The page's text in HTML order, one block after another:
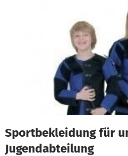
Erklärung zur Barrierefreiheit
Sportbekleidung für
Jugendabteilung